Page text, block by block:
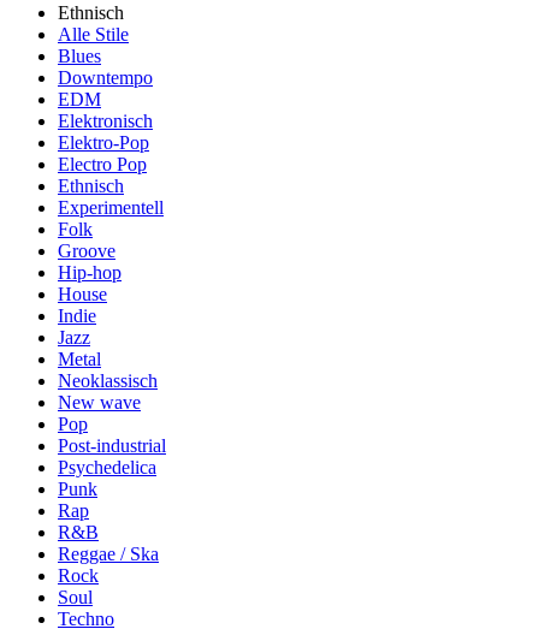
Ethnisch
Alle Stile
Blues
Downtempo
EDM
Elektronisch
Elektro-Pop
Electro Pop
Ethnisch
Experimentell
Folk
Groove
Hip-hop
House
Indie
Jazz
Metal
Neoklassisch
New wave
Pop
Post-industrial
Psychedelica
Punk
Rap
R&B
Reggae / Ska
Rock
Soul
Techno